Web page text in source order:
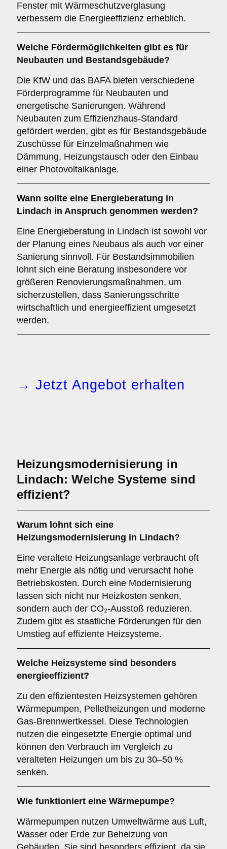
Fenster mit Wärmeschutzverglasung
verbessern die Energieeffizienz erheblich.
Welche Fördermöglichkeiten gibt es für
Neubauten und Bestandsgebäude?
Die KfW und das BAFA bieten verschiedene
Förderprogramme für Neubauten und
energetische Sanierungen. Während
Neubauten zum Effizienzhaus-Standard
gefördert werden, gibt es für Bestandsgebäude
Zuschüsse für Einzelmaßnahmen wie
Dämmung, Heizungstausch oder den Einbau
einer Photovoltaikanlage.
Wann sollte eine Energieberatung in
Lindach in Anspruch genommen werden?
Eine Energieberatung in Lindach ist sowohl vor
der Planung eines Neubaus als auch vor einer
Sanierung sinnvoll. Für Bestandsimmobilien
lohnt sich eine Beratung insbesondere vor
größeren Renovierungsmaßnahmen, um
sicherzustellen, dass Sanierungsschritte
wirtschaftlich und energieeffizient umgesetzt
werden.
→ Jetzt Angebot erhalten
Heizungsmodernisierung in
Lindach: Welche Systeme sind
effizient?
Warum lohnt sich eine
Heizungsmodernisierung in Lindach?
Eine veraltete Heizungsanlage verbraucht oft
mehr Energie als nötig und verursacht hohe
Betriebskosten. Durch eine Modernisierung
lassen sich nicht nur Heizkosten senken,
sondern auch der CO₂-Ausstoß reduzieren.
Zudem gibt es staatliche Förderungen für den
Umstieg auf effiziente Heizsysteme.
Welche Heizsysteme sind besonders
energieeffizient?
Zu den effizientesten Heizsystemen gehören
Wärmepumpen, Pelletheizungen und moderne
Gas-Brennwertkessel. Diese Technologien
nutzen die eingesetzte Energie optimal und
können den Verbrauch im Vergleich zu
veralteten Heizungen um bis zu 30–50 %
senken.
Wie funktioniert eine Wärmepumpe?
Wärmepumpen nutzen Umweltwärme aus Luft,
Wasser oder Erde zur Beheizung von
Gebäuden. Sie sind besonders effizient, da sie